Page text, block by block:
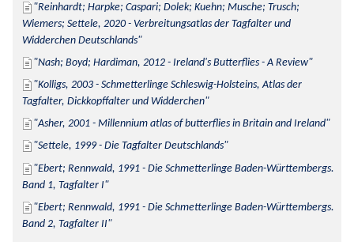
Reinhardt; Harpke; Caspari; Dolek; Kuehn; Musche; Trusch;
Wiemers; Settele, 2020 - Verbreitungsatlas der Tagfalter und
Widderchen Deutschlands
Nash; Boyd; Hardiman, 2012 - Ireland's Butterflies - A Review
Kolligs, 2003 - Schmetterlinge Schleswig-Holsteins, Atlas der
Tagfalter, Dickkopffalter und Widderchen
Asher, 2001 - Millennium atlas of butterflies in Britain and Ireland
Settele, 1999 - Die Tagfalter Deutschlands
Ebert; Rennwald, 1991 - Die Schmetterlinge Baden-Württembergs.
Band 1, Tagfalter I
Ebert; Rennwald, 1991 - Die Schmetterlinge Baden-Württembergs.
Band 2, Tagfalter II